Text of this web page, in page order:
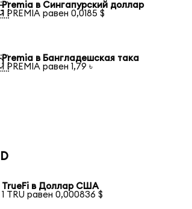
Premia в Сингапурский доллар
1 PREMIA равен 0,0185 $
Premia в Бангладешская така
1 PREMIA равен 1,79 ৳
TrueFi в Доллар США
1 TRU равен 0,000836 $